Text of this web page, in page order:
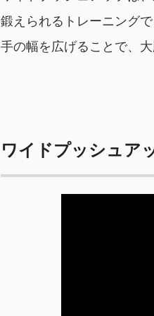
鍛えられるトレーニング
手の幅を広げることで、
ワイドプッシュア